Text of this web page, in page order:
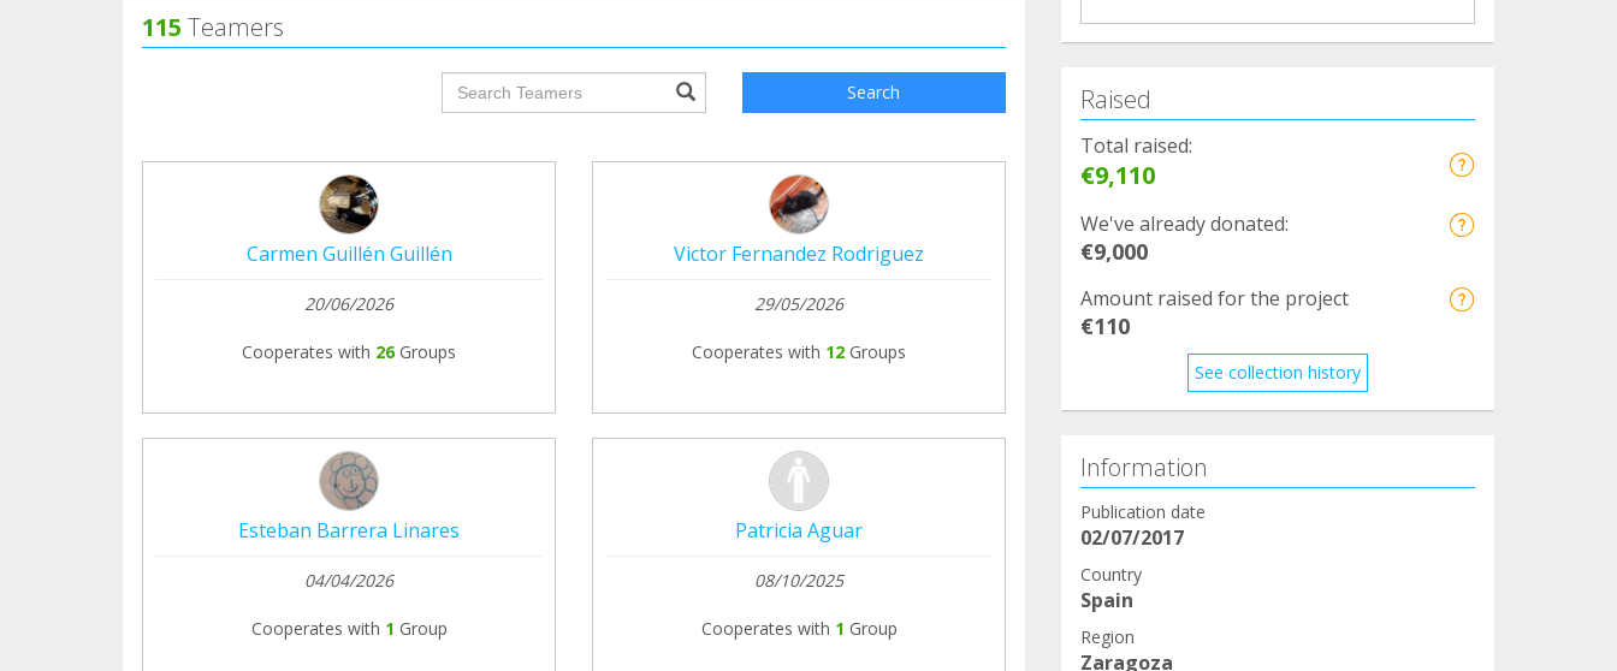
115 Teamers
groupProfile.searchForm.search.text??? Search
Carmen Guillén Guillén
20/06/2026
Cooperates with 26 Groups
Victor Fernandez Rodriguez
29/05/2026
Cooperates with 12 Groups
Esteban Barrera Linares
04/04/2026
Cooperates with 1 Group
Patricia Aguar
08/10/2025
Cooperates with 1 Group
Raised
Total raised:
€9,110
We've already donated:
€9,000
Amount raised for the project
€110
See collection history
Information
Publication date
02/07/2017
Country
Spain
Region
Zaragoza